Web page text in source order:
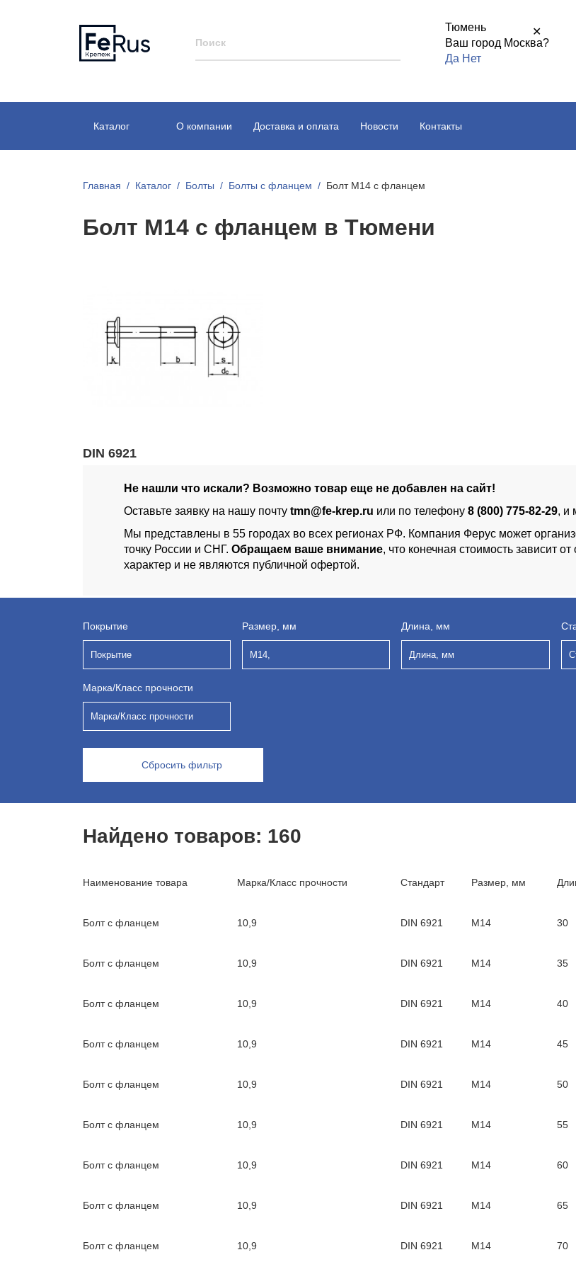
Тюмень
✕
Ваш город Москва?
Да Нет
Каталог О компании Доставка и оплата Новости Контакты
Главная Каталог Болты Болты с фланцем Болт М14 с фланцем
Болт М14 с фланцем в Тюмени
DIN 6921
Не нашли что искали? Возможно товар еще не добавлен на сайт!
Оставьте заявку на нашу почту tmn@fe-krep.ru или по телефону 8 (800) 775-82-29, и
Мы представлены в 55 городах во всех регионах РФ. Компания Ферус может
точку России и СНГ. Обращаем ваше внимание, что конечная стоимость зависит
характер и не являются публичной офертой.
Покрытие
Покрытие
Размер, мм
М14,
Длина, мм
Длина, мм
Марка/Класс прочности
Марка/Класс прочности
Сбросить фильтр
Найдено товаров: 160
Наименование товара Марка/Класс прочности Стандарт Размер, мм
Болт с фланцем 10,9 DIN 6921 М14 30
Болт с фланцем 10,9 DIN 6921 М14 35
Болт с фланцем 10,9 DIN 6921 М14 40
Болт с фланцем 10,9 DIN 6921 М14 45
Болт с фланцем 10,9 DIN 6921 М14 50
Болт с фланцем 10,9 DIN 6921 М14 55
Болт с фланцем 10,9 DIN 6921 М14 60
Болт с фланцем 10,9 DIN 6921 М14 65
Болт с фланцем 10,9 DIN 6921 М14 70